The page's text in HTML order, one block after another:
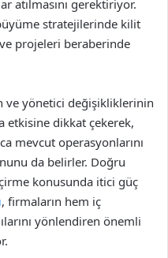
atılmasını gerektiriyor.
stratejilerinde kilit
projeleri beraberinde
ve yönetici değişikliklerinin
etkisine dikkat çekerek,
mevcut operasyonlarını
da belirler. Doğru
konusunda itici güç
, firmaların hem iç
yönlendiren önemli